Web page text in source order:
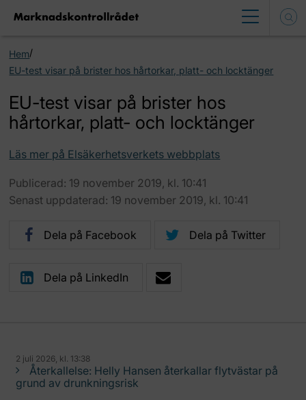
Hem/
EU-test visar på brister hos hårtorkar, platt- och locktänger
EU-test visar på brister hos
hårtorkar, platt- och locktänger
Läs mer på Elsäkerhetsverkets webbplats
Publicerad: 19 november 2019, kl. 10:41
Senast uppdaterad: 19 november 2019, kl. 10:41
Dela på Facebook Dela på Twitter
Dela på LinkedIn
2 juli 2026, kl. 13:38
Återkallelse: Helly Hansen återkallar flytvästar på
grund av drunkningsrisk